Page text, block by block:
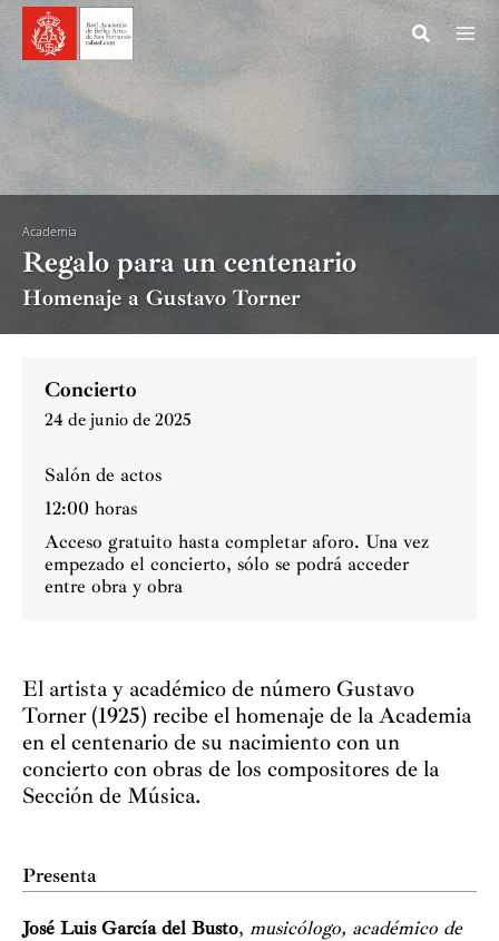
al
Academia
Regalo para un centenario
Homenaje a Gustavo Torner
Concierto
24 de junio de 2025
Salón de actos
12:00 horas
Acceso gratuito hasta completar aforo. Una vez
empezado el concierto, sólo se podrá acceder
entre obra y obra
El artista y académico de número Gustavo
Torner (1925) recibe el homenaje de la Academia
en el centenario de su nacimiento con un
concierto con obras de los compositores de la
Sección de Música.
Presenta
José Luis García del Busto, musicólogo, académico de